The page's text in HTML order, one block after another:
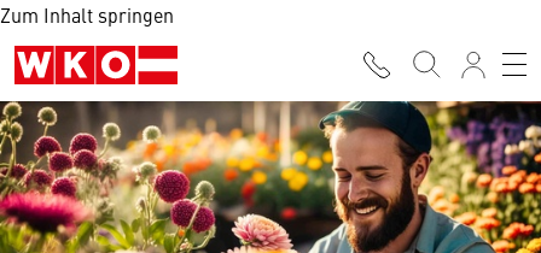
Zum Inhalt springen